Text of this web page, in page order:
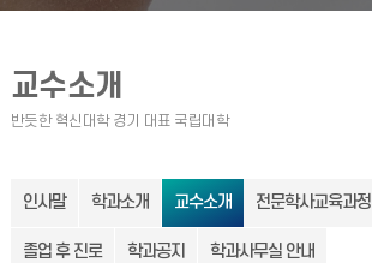
교수소개
인사말 학과소개 교수소개 전문학사교육과정
졸업 후 진로 학과공지 학과사무실 안내